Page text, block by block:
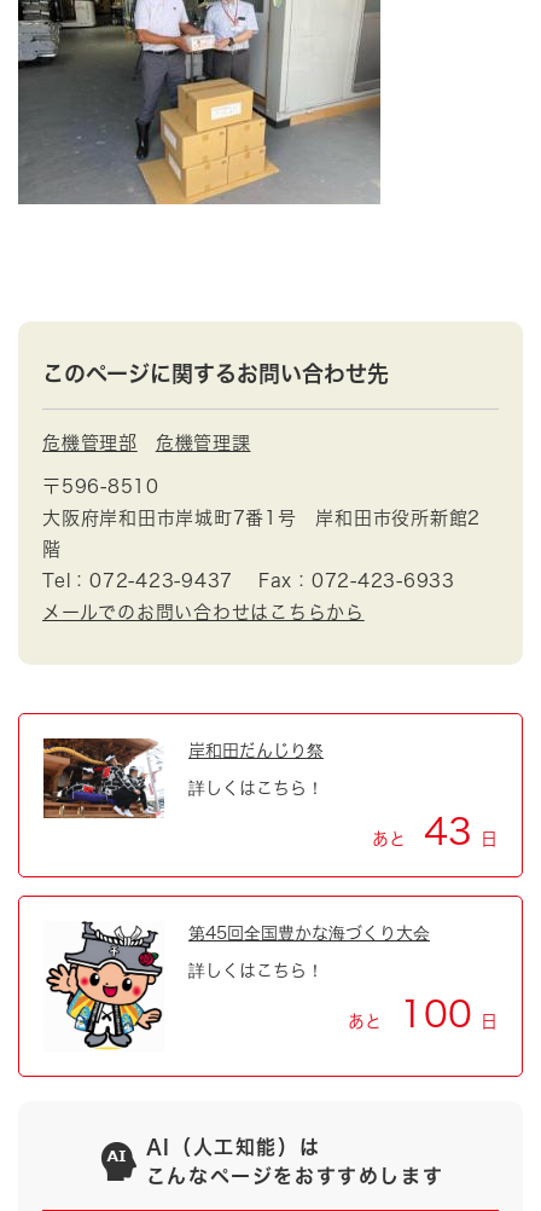
このページに関するお問い合わせ先
危機管理部 危機管理課
〒596-8510
大阪府岸和田市岸城町7番1号 岸和田市役所新館2
階
Tel：072-423-9437
Fax：072-423-6933
メールでのお問い合わせはこちらから
岸和田だんじり祭
詳しくはこちら！
あと 43 日
第45回全国豊かな海づくり大会
詳しくはこちら！
あと 100 日
AI（人工知能）は
こんなページをおすすめします